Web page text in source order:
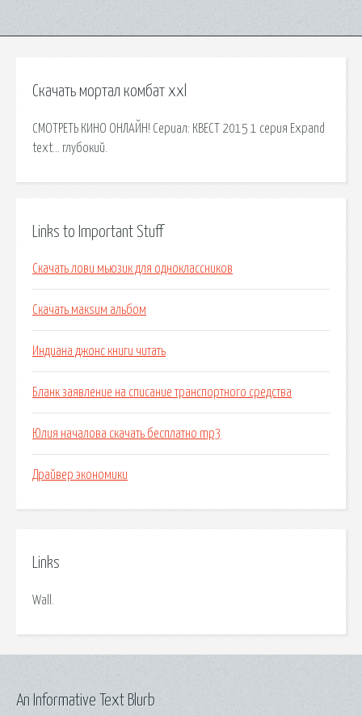
Скачать мортал комбат xxl
СМОТРЕТЬ КИНО ОНЛАЙН! Сериал: КВЕСТ 2015 1 серия Expand
text… глубокий.
Links to Important Stuff
Скачать лови мьюзик для одноклассников
Скачать макsим альбом
Индиана джонс книги читать
Бланк заявление на списание транспортного средства
Юлия началова скачать бесплатно mp3
Драйвер экономики
Links
Wall.
An Informative Text Blurb